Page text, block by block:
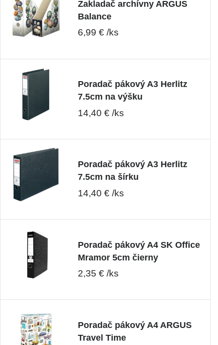
Zakladač archívny ARGUS
Balance
6,99 € /ks
Poradač pákový A3 Herlitz
7.5cm na výšku
14,40 € /ks
Poradač pákový A3 Herlitz
7.5cm na šírku
14,40 € /ks
Poradač pákový A4 SK Office
Mramor 5cm čierny
2,35 € /ks
Poradač pákový A4 ARGUS
Travel Time